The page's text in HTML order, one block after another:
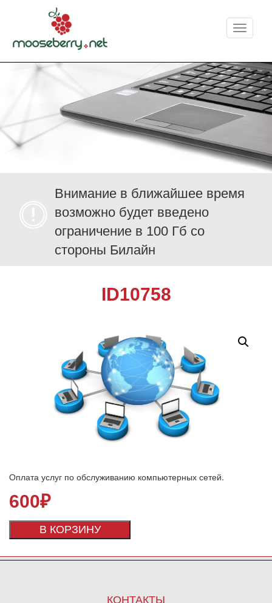
Меню
Внимание в ближайшее время
возможно будет введено
ограничение в 100 Гб со
стороны Билайн
ID10758
Оплата услуг по обслуживанию компьютерных сетей.
600₽
В КОРЗИНУ
КОНТАКТЫ